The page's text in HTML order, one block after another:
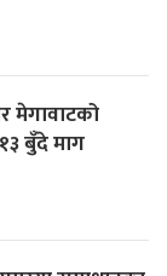
मेगावाटको
बुँदे माग